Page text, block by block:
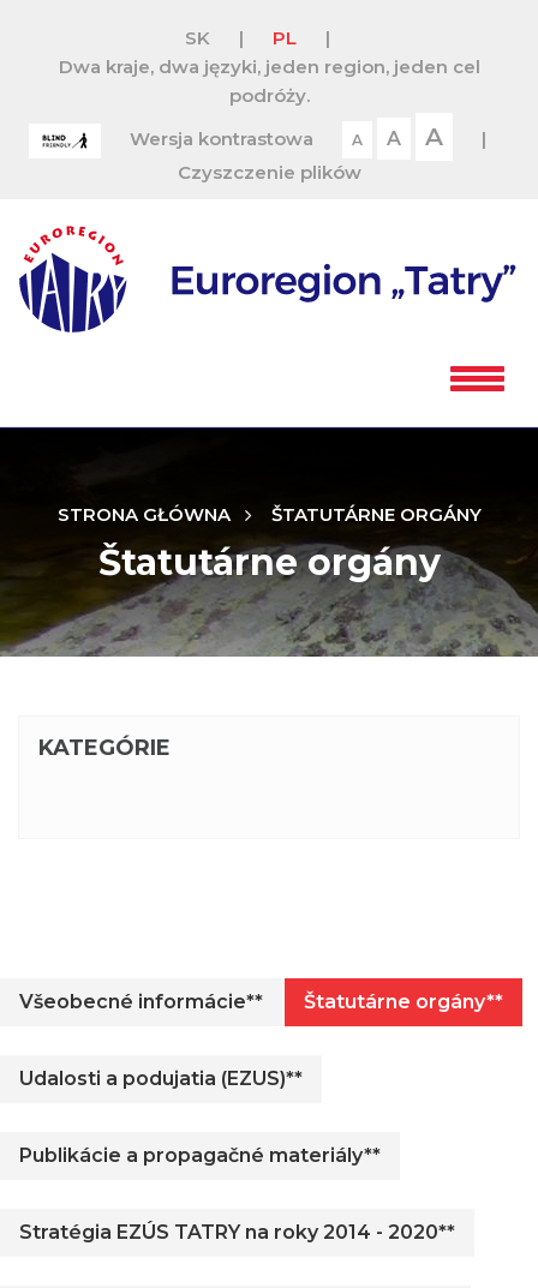
SK | PL
|
Dwa kraje, dwa języki, jeden region, jeden cel
podróży.
Wersja kontrastowa
A A A
|
Czyszczenie plików
STRONA GŁÓWNA ŠTATUTÁRNE ORGÁNY
Štatutárne orgány
KATEGÓRIE
Všeobecné informácie** Štatutárne orgány**
Udalosti a podujatia (EZUS)**
Publikácie a propagačné materiály**
Stratégia EZÚS TATRY na roky 2014 - 2020**